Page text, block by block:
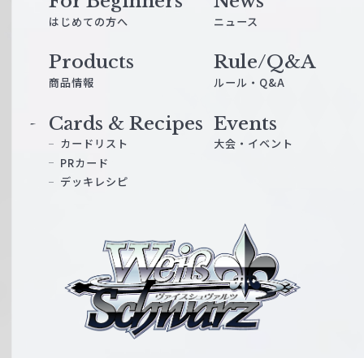
ス
はじめての方へ ニュース
Products
商品情報
Cards & Recipes
カードリスト
PRカード
デッキレシピ
Events
大会・イベント
Rule/Q&A
ルール・Q&A